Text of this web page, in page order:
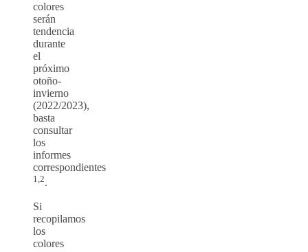
colores
serán
tendencia
durante
el
próximo
otoño-
invierno
(2022/2023),
basta
consultar
los
informes
correspondientes
1,2.
Si
recopilamos
los
colores